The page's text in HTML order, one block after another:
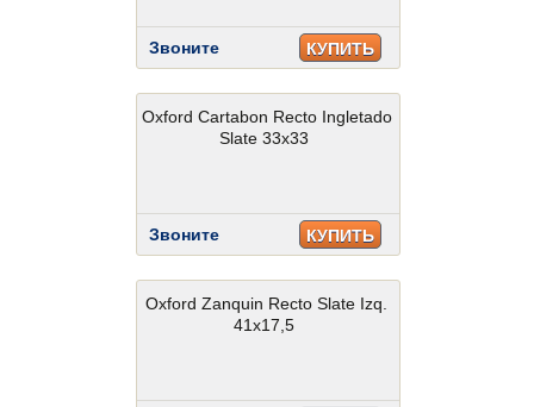
Звоните КУПИТЬ
Oxford Cartabon Recto Ingletado
Slate 33x33
Звоните КУПИТЬ
Oxford Zanquin Recto Slate Izq.
41x17,5